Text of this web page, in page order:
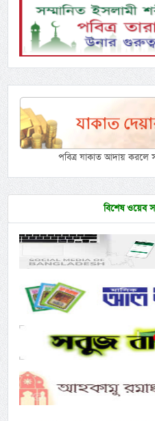
পবিত্র যাকাত আদায় করলে
বিশেষ ওয়েব